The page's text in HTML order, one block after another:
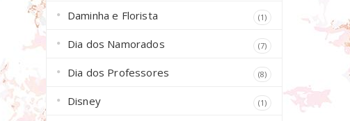
Daminha e Florista (1)
Dia dos Namorados (7)
Dia dos Professores (8)
Disney (1)